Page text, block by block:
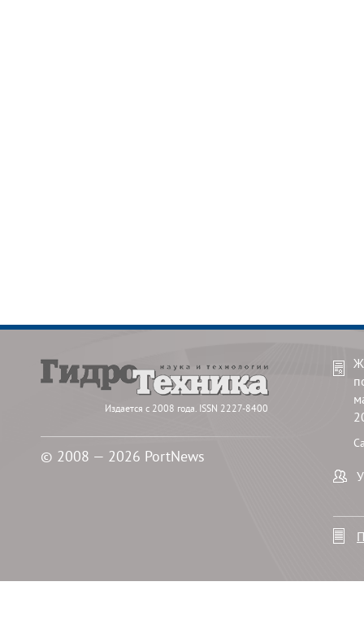
Издается с 2008 года. ISSN 2227-8400
© 2008 — 2026 PortNews